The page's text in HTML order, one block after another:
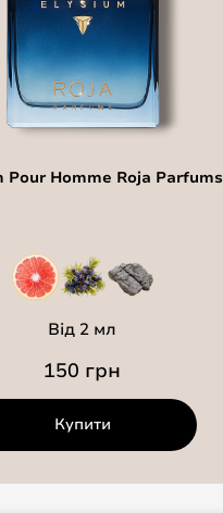
Pour Homme Roja Parfums
Від 2 мл
150 грн
Купити